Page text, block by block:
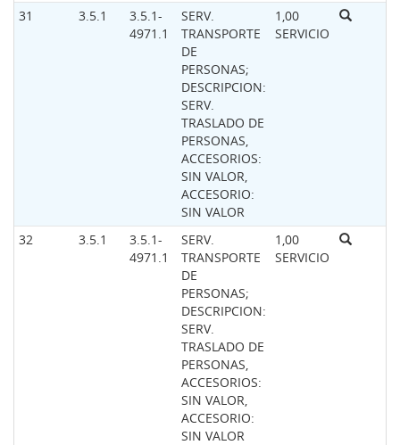
31 3.5.1
3.5.1-
4971.1
SERV.
TRANSPORTE
DE
PERSONAS;
DESCRIPCION:
SERV.
TRASLADO DE
PERSONAS,
ACCESORIOS:
SIN VALOR,
ACCESORIO:
SIN VALOR
1,00
SERVICIO
32 3.5.1
3.5.1-
4971.1
SERV.
TRANSPORTE
DE
PERSONAS;
DESCRIPCION:
SERV.
TRASLADO DE
PERSONAS,
ACCESORIOS:
SIN VALOR,
ACCESORIO:
SIN VALOR
1,00
SERVICIO